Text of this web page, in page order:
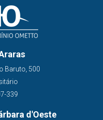
Baruto, 500
339
d'Oeste